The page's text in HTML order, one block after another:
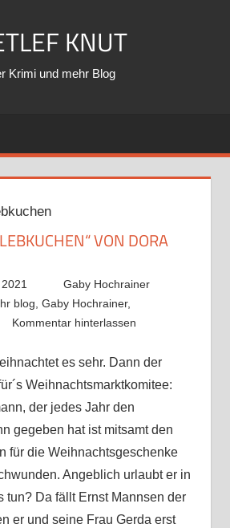
KNUT
Krimi und mehr Blog
VON DORA
Gaby Hochrainer
blog, Gaby Hochrainer,
Kommentar hinterlassen
es sehr. Dann der
Weihnachtsmarktkomitee:
der jedes Jahr den
gegeben hat ist mitsamt den
für die Weihnachtsgeschenke
Angeblich urlaubt er in
tun? Da fällt Ernst Mannsen der
er und seine Frau Gerda erst